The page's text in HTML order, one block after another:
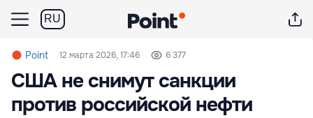
RU
Point 12 марта 2026, 17:46 6 377
США не снимут санкции
против российской нефти